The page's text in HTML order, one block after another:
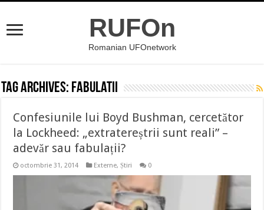
RUFOn
Romanian UFOnetwork
Tag Archives: fabulatii
Confesiunile lui Boyd Bushman, cercetător
la Lockheed: „extratereștrii sunt reali” –
adevăr sau fabulații?
octombrie 31, 2014 Externe,Știri 0